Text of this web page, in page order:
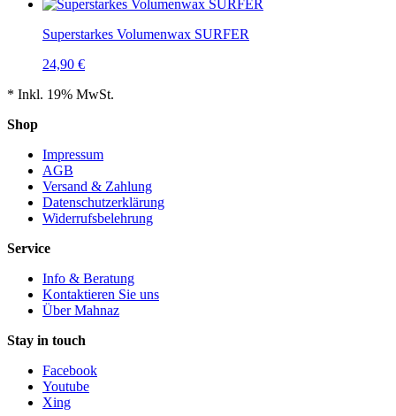
Superstarkes Volumenwax SURFER
24,90 €
* Inkl. 19% MwSt.
Shop
Impressum
AGB
Versand & Zahlung
Datenschutzerklärung
Widerrufsbelehrung
Service
Info & Beratung
Kontaktieren Sie uns
Über Mahnaz
Stay in touch
Facebook
Youtube
Xing